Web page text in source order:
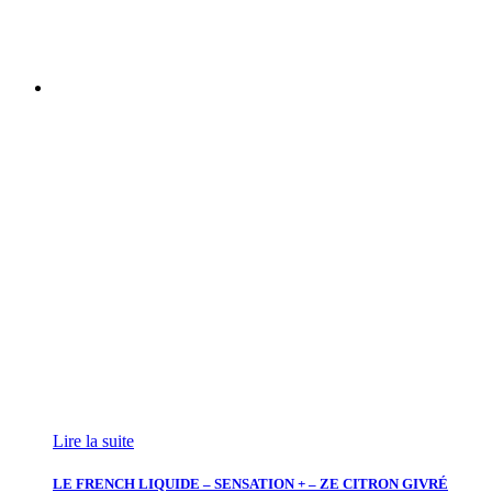
Lire la suite
LE FRENCH LIQUIDE – SENSATION + – ZE CITRON GIVRÉ